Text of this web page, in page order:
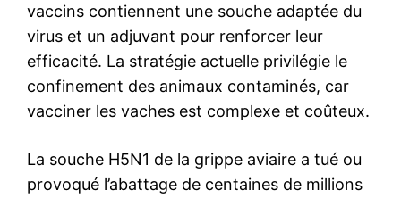
vaccins contiennent une souche adaptée du
virus et un adjuvant pour renforcer leur
efficacité. La stratégie actuelle privilégie le
confinement des animaux contaminés, car
vacciner les vaches est complexe et coûteux.
La souche H5N1 de la grippe aviaire a tué ou
provoqué l’abattage de centaines de millions